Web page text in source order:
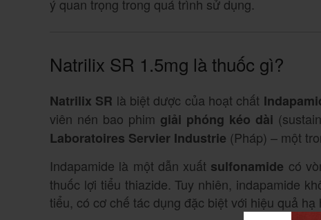
ý quan trọng trong quá trình sử dụng.
Natrilix SR 1.5mg là thuốc gì?
Natrilix SR là biệt dược của hoạt chất
viên nén bao phim giải phóng kéo dài
Laboratoires Servier Industrie (Pháp) – một
Indapamide là một dẫn xuất sulfonamide có
thuốc lợi tiểu thiazide. Tuy nhiên, indapamide
tiểu, có cơ chế tác dụng đặc biệt với hiệu quả